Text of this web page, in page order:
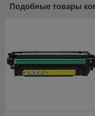
Подобные товары